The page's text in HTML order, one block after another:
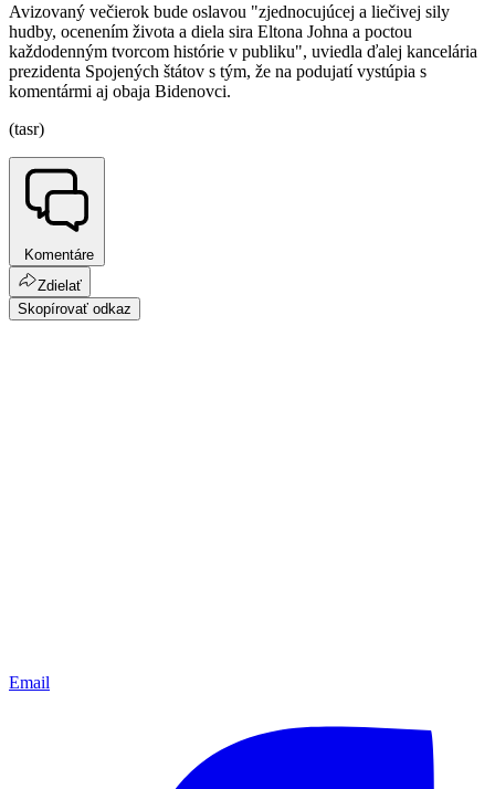
Avizovaný večierok bude oslavou "zjednocujúcej a liečivej sily
hudby, ocenením života a diela sira Eltona Johna a poctou
každodenným tvorcom histórie v publiku", uviedla ďalej kancelária
prezidenta Spojených štátov s tým, že na podujatí vystúpia s
komentármi aj obaja Bidenovci.
(tasr)
Komentáre
Zdielať
Skopírovať odkaz
Email